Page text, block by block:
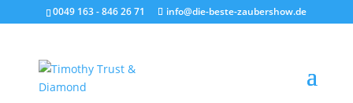
0049 163 - 846 26 71 info@die-beste-zaubershow.de